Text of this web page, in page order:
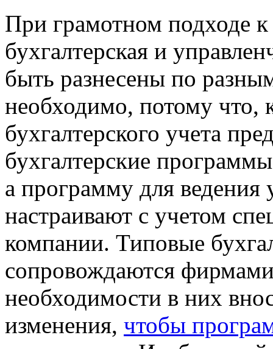
При грамотном подходе
бухгалтерская и
быть разнесены по
необходимо, потому что,
бухгалтерского учета
бухгалтерские
а программу для ведения
настраивают с учетом
компании. Типовые
сопровождаются
необходимости в них
изменения, чтобы